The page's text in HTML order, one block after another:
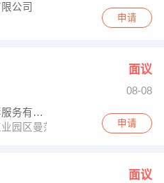
公司
申请
面议
08-08
西双版纳洁康餐具消毒服务有限公司
园区曼莎二胶厂
申请
面议